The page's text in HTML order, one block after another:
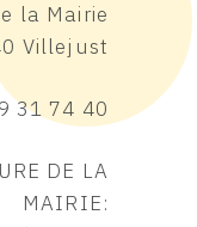
la Mairie
Villejust
31 74 40
DE LA
MAIRIE: